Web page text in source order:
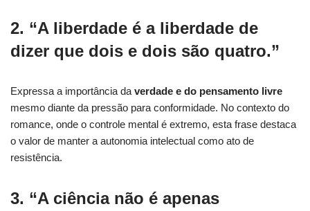
2. “A liberdade é a liberdade de
dizer que dois e dois são quatro.”
Expressa a importância da verdade e do pensamento livre
mesmo diante da pressão para conformidade. No contexto do
romance, onde o controle mental é extremo, esta frase destaca
o valor de manter a autonomia intelectual como ato de
resistência.
3. “A ciência não é apenas